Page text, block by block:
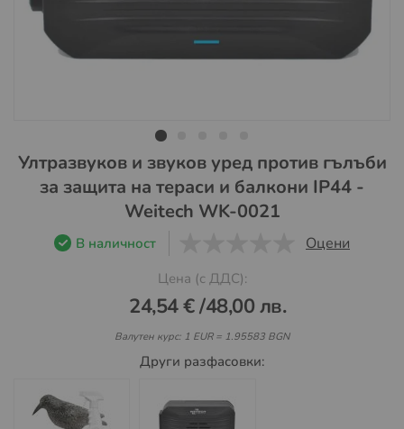
Преминете
началото
галерия
Ултразвуков и звуков уред против гълъби
за защита на тераси и балкони IP44 -
Weitech WK-0021
В наличност Оцени
Цена (с ДДС):
24,54 €/48,00 лв.
Валутен курс: 1 EUR = 1.95583 BGN
Други разфасовки: